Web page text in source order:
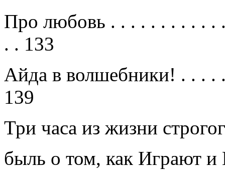
Про любовь . . . . . . . . . . .
. . 133
Айда в волшебники! . . . .
139
Три часа из жизни
быль о том, как Играют